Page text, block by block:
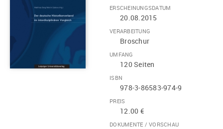
ERSCHEINUNGSDATUM
20.08.2015
VERARBEITUNG
Broschur
UMFANG
120 Seiten
ISBN
978-3-86583-974-9
PREIS
12.00 €
DOKUMENTE / VORSCHAU